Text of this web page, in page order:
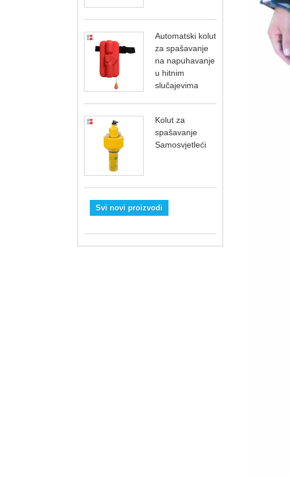
Automatski kolut
za spašavanje
na napuhavanje
u hitnim
slučajevima
Kolut za
spašavanje
Samosvjetleći
Svi novi proizvodi